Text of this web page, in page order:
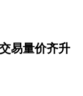
易量价齐升